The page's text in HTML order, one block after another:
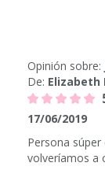
Opinión sobre:
De: Elizabeth
17/06/2019
Persona
volveríamos a